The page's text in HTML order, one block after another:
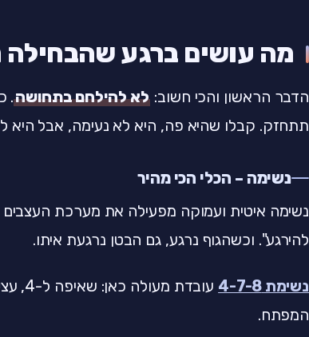
מה עושים ברגע
הדבר הראשון והכי חשוב: לא להילחם בתחושה.
תתחזק. קבלו שהיא פה, היא לא נעימה, אבל היא
נשימה – הכלי הכי מהיר
נשימה איטית ועמוקה מפעילה את מערכת
להירגע". וכשהגוף נרגע, גם הבטן נרגעת איתו.
נשימת 4-7-8
המפתח.